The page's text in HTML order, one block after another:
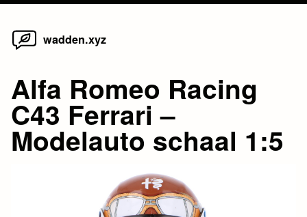
Skip
wadden.xyz
Alfa Romeo Racing
C43 Ferrari –
Modelauto schaal 1:5